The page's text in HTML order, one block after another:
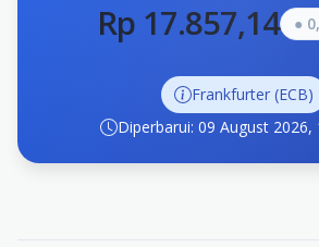
Rp 17.857,14 ●
Frankfurter (ECB)
Diperbarui: 09 August 2026,